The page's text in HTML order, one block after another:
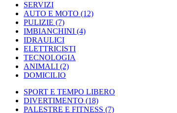
SERVIZI
AUTO E MOTO (12)
PULIZIE (7)
IMBIANCHINI (4)
IDRAULICI
ELETTRICISTI
TECNOLOGIA
ANIMALI (2)
DOMICILIO
SPORT E TEMPO LIBERO
DIVERTIMENTO (18)
PALESTRE E FITNESS (7)